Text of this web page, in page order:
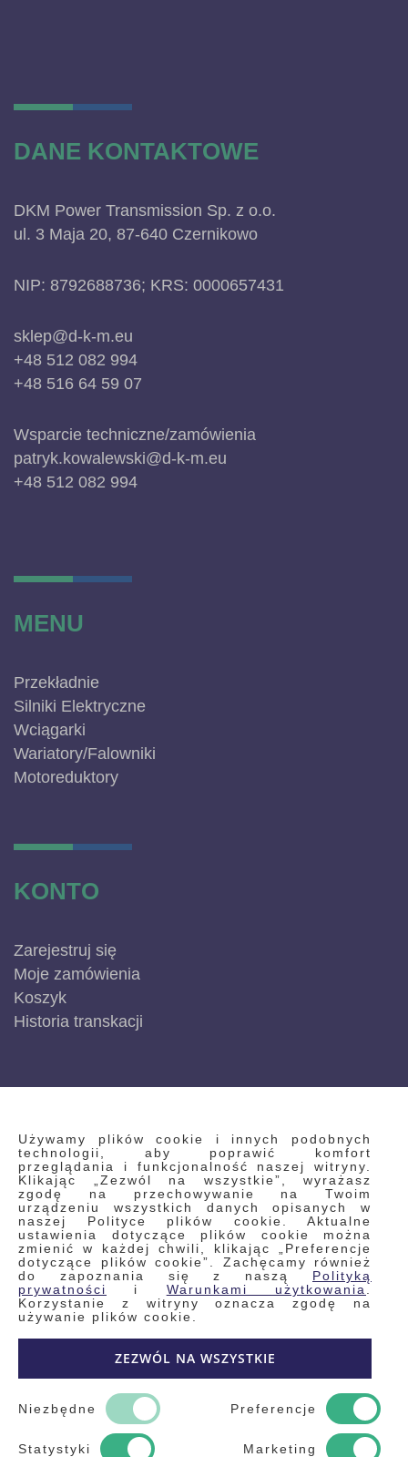
Używamy plików cookie i innych podobnych
technologii, aby poprawić komfort
przeglądania i funkcjonalność naszej witryny.
Klikając „Zezwól na wszystkie”, wyrażasz
zgodę na przechowywanie na Twoim
urządzeniu wszystkich danych opisanych w
naszej Polityce plików cookie. Aktualne
ustawienia dotyczące plików cookie można
zmienić w każdej chwili, klikając „Preferencje
dotyczące plików cookie”. Zachęcamy również
do zapoznania się z naszą Polityką
prywatności
i Warunkami użytkowania
Korzystanie z witryny oznacza zgodę na
używanie plików cookie.
ZEZWÓL NA WSZYSTKIE
Niezbędne Preferencje
Statystyki Marketing
DANE KONTAKTOWE
DKM Power Transmission Sp. z o.o.
ul. 3 Maja 20, 87-640 Czernikowo
NIP: 8792688736; KRS: 0000657431
sklep@d-k-m.eu
+48 512 082 994
+48 516 64 59 07
Wsparcie techniczne/zamówienia
patryk.kowalewski@d-k-m.eu
+48 512 082 994
MENU
Przekładnie
Silniki Elektryczne
Wciągarki
Wariatory/Falowniki
Motoreduktory
KONTO
Zarejestruj się
Moje zamówienia
Koszyk
Historia transkacji
INFORMACJE
Regulamin
Polityka prywatności i pliki cookie
Wyszukiwane frazy
Wyszukiwanie zaawansowane
Zamówienia
Skontaktuj się z nami
Odstąp od umowy
Kontakt